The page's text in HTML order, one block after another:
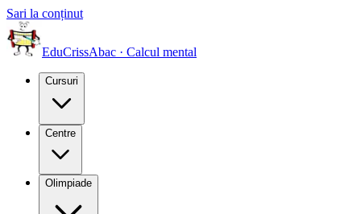
Sari la conținut
EduCrissAbac · Calcul mental
Cursuri
Centre
Olimpiade